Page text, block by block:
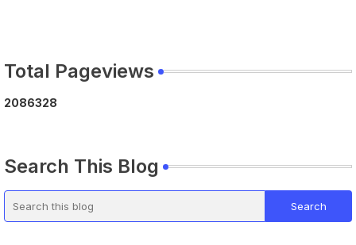
Total Pageviews
2086328
Search This Blog